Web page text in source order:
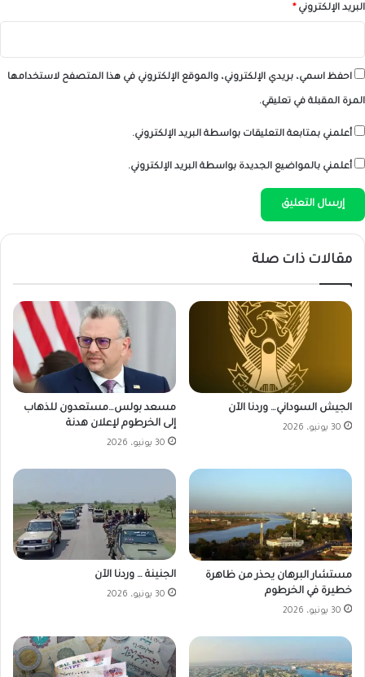
البريد الإلكتروني*
احفظ اسمي، بريدي الإلكتروني، والموقع الإلكتروني في هذا المتصفح لاستخدامها
المرة المقبلة في تعليقي.
أعلمني بمتابعة التعليقات بواسطة البريد الإلكتروني.
أعلمني بالمواضيع الجديدة بواسطة البريد الإلكتروني.
مقالات ذات صلة
الجيش السوداني… وردنا الآن
30 يونيو، 2026
مسعد بولس…مستعدون للذهاب
إلى الخرطوم لإعلان هدنة
30 يونيو، 2026
مستشار البرهان يحذر من ظاهرة
خطيرة في الخرطوم
30 يونيو، 2026
الجنينة … وردنا الآن
30 يونيو، 2026